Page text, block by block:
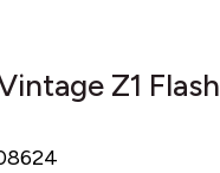
Z1 Flash